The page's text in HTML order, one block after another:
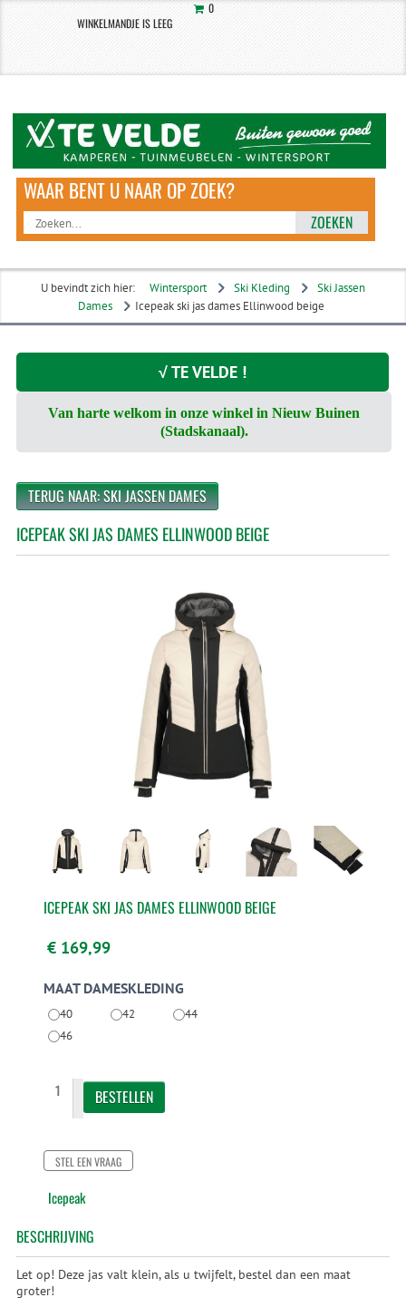
0
WINKELMANDJE IS LEEG
ZOEKEN
U bevindt zich hier: Wintersport Ski Kleding
Ski Jassen
Dames
Icepeak ski jas dames Ellinwood beige
√ TE VELDE !
Van harte welkom in onze winkel in Nieuw Buinen
(Stadskanaal).
TERUG NAAR: SKI JASSEN DAMES
ICEPEAK SKI JAS DAMES ELLINWOOD BEIGE
ICEPEAK SKI JAS DAMES ELLINWOOD BEIGE
€ 169,99
MAAT DAMESKLEDING
40 42
44
46
STEL EEN VRAAG
Icepeak
BESCHRIJVING
Let op! Deze jas valt klein, als u twijfelt, bestel dan een maat
groter!